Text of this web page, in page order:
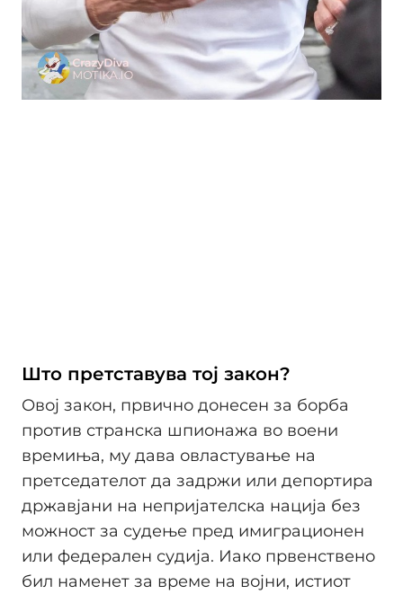
Што претставува тој закон?
Овој закон, првично донесен за борба
против странска шпионажа во воени
времиња, му дава овластување на
претседателот да задржи или депортира
државјани на непријателска нација без
можност за судење пред имиграционен
или федерален судија. Иако првенствено
бил наменет за време на војни, истиот